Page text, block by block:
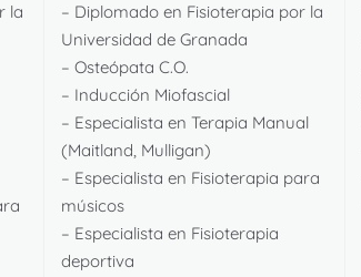
la
– Diplomado en Fisioterapia por la
Universidad de Granada
– Osteópata C.O.
– Inducción Miofascial
– Especialista en Terapia Manual
(Maitland, Mulligan)
– Especialista en Fisioterapia para
músicos
– Especialista en Fisioterapia
deportiva